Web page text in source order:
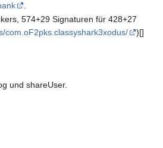
574+29 Signaturen für 428+27
com.oF2pks.classyshark3xodus/
)[]
und shareUser.